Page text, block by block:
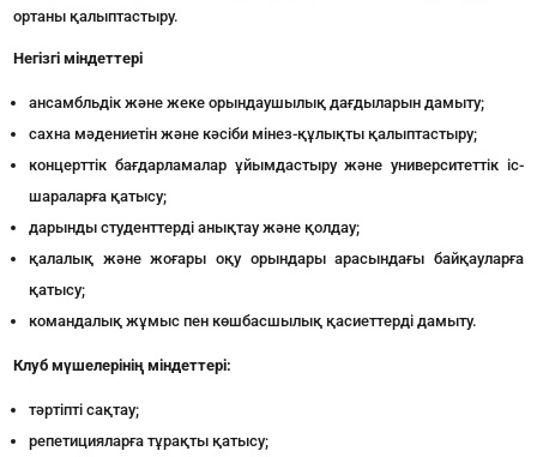
ортаны қалыптастыру.
Негізгі міндеттері
ансамбльдік және жеке орындаушылық дағдыларын дамыту;
сахна мәдениетін және кәсіби мінез-құлықты қалыптастыру;
концерттік бағдарламалар ұйымдастыру және университеттік іс-
шараларға қатысу;
дарынды студенттерді анықтау және қолдау;
қалалық және жоғары оқу орындары арасындағы байқауларға
қатысу;
командалық жұмыс пен көшбасшылық қасиеттерді дамыту.
Клуб мүшелерінің міндеттері:
тәртіпті сақтау;
репетицияларға тұрақты қатысу;